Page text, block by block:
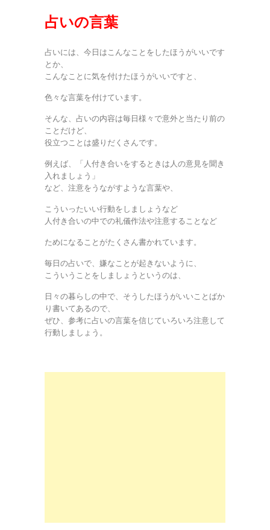
占いの言葉
占いには、今日はこんなことをしたほうがいいです
とか、
こんなことに気を付けたほうがいいですと、
色々な言葉を付けています。
そんな、占いの内容は毎日様々で意外と当たり前の
ことだけど、
役立つことは盛りだくさんです。
例えば、「人付き合いをするときは人の意見を聞き
入れましょう」
など、注意をうながすような言葉や、
こういったいい行動をしましょうなど
人付き合いの中での礼儀作法や注意することなど
ためになることがたくさん書かれています。
毎日の占いで、嫌なことが起きないように、
こういうことをしましょうというのは、
日々の暮らしの中で、そうしたほうがいいことばか
り書いてあるので、
ぜひ、参考に占いの言葉を信じていろいろ注意して
行動しましょう。